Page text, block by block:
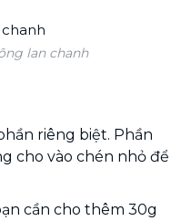
lan chanh
riêng biệt. Phần
cho vào chén nhỏ để
cần cho thêm 30g